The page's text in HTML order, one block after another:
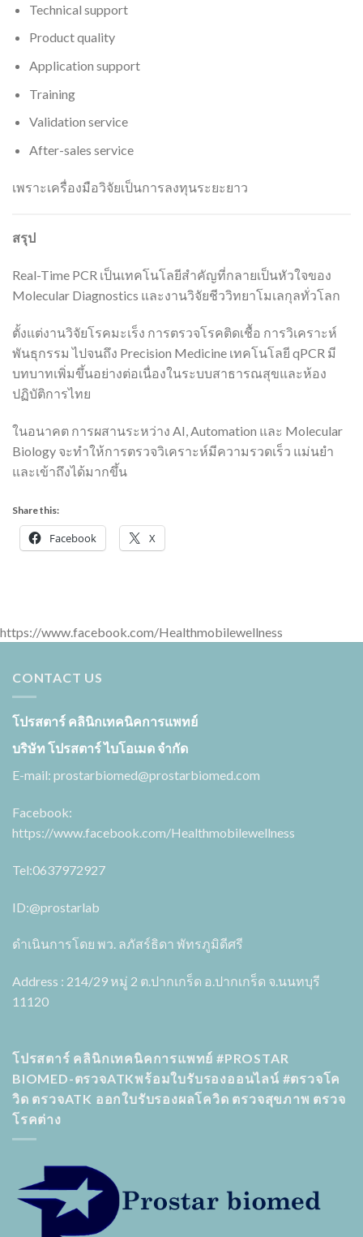
Technical support
Product quality
Application support
Training
Validation service
After-sales service
เพราะเครื่องมือวิจัยเป็นการลงทุนระยะยาว
สรุป
Real-Time PCR เป็นเทคโนโลยีสำคัญที่กลายเป็นหัวใจของ
Molecular Diagnostics และงานวิจัยชีววิทยาโมเลกุลทั่วโลก
ตั้งแต่งานวิจัยโรคมะเร็ง การตรวจโรคติดเชื้อ การวิเคราะห์
พันธุกรรม ไปจนถึง Precision Medicine เทคโนโลยี qPCR มี
บทบาทเพิ่มขึ้นอย่างต่อเนื่องในระบบสาธารณสุขและห้อง
ปฏิบัติการไทย
ในอนาคต การผสานระหว่าง AI, Automation และ Molecular
Biology จะทำให้การตรวจวิเคราะห์มีความรวดเร็ว แม่นยำ
และเข้าถึงได้มากขึ้น
Share this:
Facebook X
https://www.facebook.com/Healthmobilewellness
CONTACT US
โปรสตาร์ คลินิกเทคนิคการแพทย์
บริษัท โปรสตาร์ ไบโอเมด จำกัด
E-mail: prostarbiomed@prostarbiomed.com
Facebook:
https://www.facebook.com/Healthmobilewellness
Tel:0637972927
ID:@prostarlab
ดำเนินการโดย พว. ลภัสร์ธิดา พัทรภูมิดีศรี
Address : 214/29 หมู่ 2 ต.ปากเกร็ด อ.ปากเกร็ด จ.นนทบุรี
11120
โปรสตาร์ คลินิกเทคนิคการแพทย์ #PROSTAR
BIOMED-ตรวจATKพร้อมใบรับรองออนไลน์ #ตรวจโค
วิด ตรวจATK ออกใบรับรองผลโควิด ตรวจสุขภาพ ตรวจ
โรคต่าง